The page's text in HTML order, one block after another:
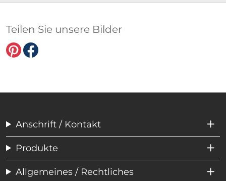
Teilen Sie unsere Bilder
Anschrift / Kontakt
Produkte
Allgemeines / Rechtliches